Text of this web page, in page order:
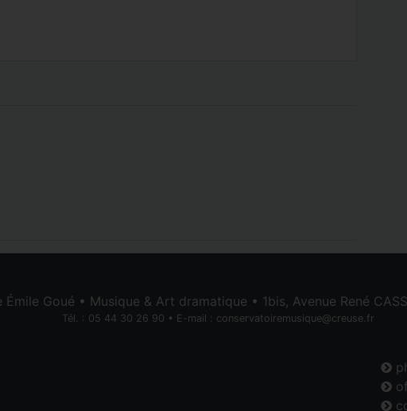
Goué • Musique & Art dramatique • 1bis, Avenue René
Tél. : 05 44 30 26 90 • E-mail : conservatoiremusique@creuse.fr